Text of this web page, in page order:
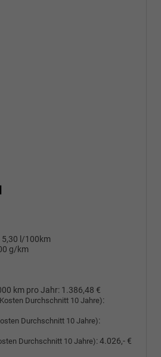
5,30 l/100km
g/km
km pro Jahr: 1.386,48 €
Durchschnitt 10 Jahre):
Durchschnitt 10 Jahre):
Durchschnitt 10 Jahre):4.026,- €